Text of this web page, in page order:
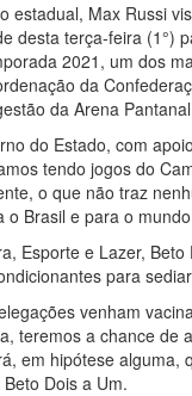
estadual, Max Russi
desta terça-feira (1°)
2021, um dos
da
da Arena
do Estado, com
tendo jogos do
o que não traz
o Brasil e para o
Esporte e Lazer,
para
venham
teremos a chance
em hipótese
Dois a Um.